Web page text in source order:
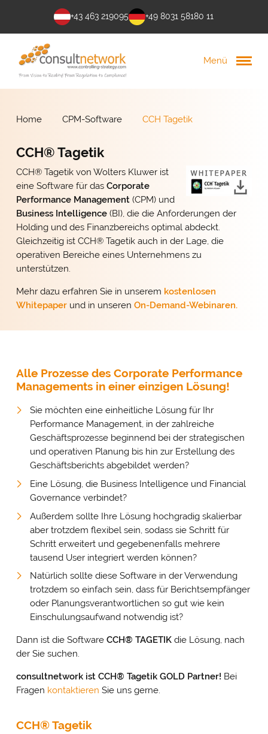
+43 463 219095 +49 8031 58180 11
Menü
Home CPM-Software CCH Tagetik
CCH® Tagetik
CCH®Tagetik von Wolters Kluwer ist
eine Software für das Corporate
Performance Management(CPM) und
Business Intelligence(BI), die die Anforderungen der
Holding und des Finanzbereichs optimal abdeckt.
Gleichzeitig ist CCH® Tagetik auch in der Lage, die
operativen Bereiche eines Unternehmens zu
unterstützen.
Mehr dazu erfahren Sie in unserem kostenlosen
Whitepaper und in unseren On-Demand-Webinaren.
Alle Prozesse des Corporate Performance
Managements in einer einzigen Lösung!
Sie möchten eine einheitliche Lösung für Ihr
Performance Management, in der zahlreiche
Geschäftsprozesse beginnend bei der strategischen
und operativen Planung bis hin zur Erstellung des
Geschäftsberichts abgebildet werden?
Eine Lösung, die Business Intelligence und Financial
Governance verbindet?
Außerdem sollte Ihre Lösung hochgradig skalierbar
aber trotzdem flexibel sein, sodass sie Schritt für
Schritt erweitert und gegebenenfalls mehrere
tausend User integriert werden können?
Natürlich sollte diese Software in der Verwendung
trotzdem so einfach sein, dass für Berichtsempfänger
oder Planungsverantwortlichen so gut wie kein
Einschulungsaufwand notwendig ist?
Dann ist die Software CCH® TAGETIK die Lösung, nach
der Sie suchen.
consultnetwork ist CCH® Tagetik GOLD Partner! Bei
Fragen kontaktieren Sie uns gerne.
CCH® Tagetik